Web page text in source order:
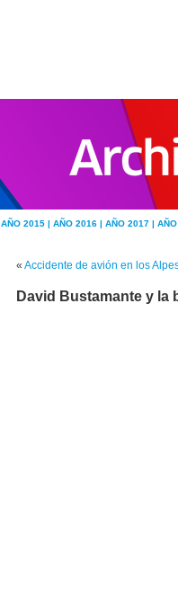
AÑO 2015 | AÑO 2016 | AÑO 2017 |
« Accidente de avión en los
David Bustamante y la